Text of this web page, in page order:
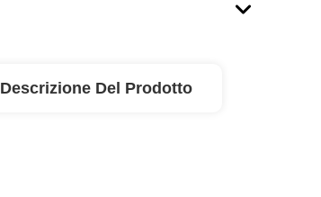
Descrizione Del Prodotto